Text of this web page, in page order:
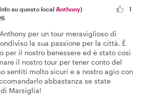
su questo local Anthony)
1
per un tour meraviglioso di
la sua passione per la città. È
per il nostro benessere ed è stato così
il nostro tour per tener conto del
sentiti molto sicuri e a nostro agio con
abbastanza se state
Marsiglia!